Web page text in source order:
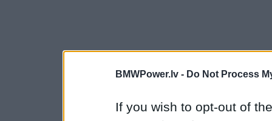
BMWPower.lv - Do Not Process
If you wish to opt-out of